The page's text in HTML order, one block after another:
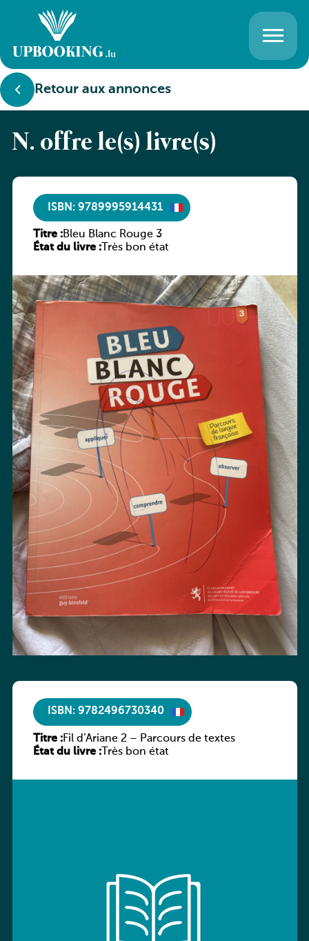
Retour aux annonces
N. offre le(s) livre(s)
ISBN: 9789995914431
Titre :Bleu Blanc Rouge 3
État du livre :Très bon état
ISBN: 9782496730340
Titre :Fil d’Ariane 2 – Parcours de textes
État du livre :Très bon état